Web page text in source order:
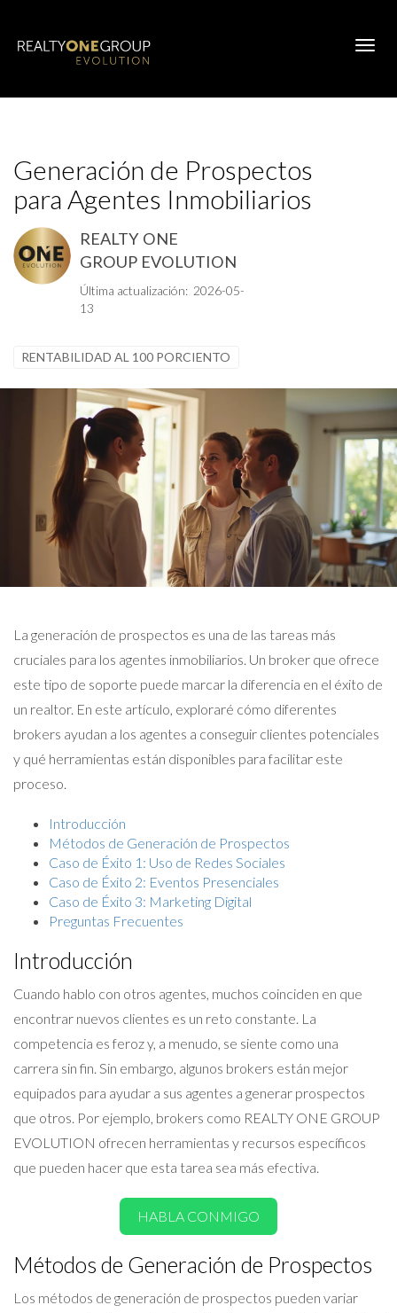
Generación de Prospectos
para Agentes Inmobiliarios
REALTY ONE
GROUP EVOLUTION
Última actualización: 2026-05-
13
RENTABILIDAD AL 100 PORCIENTO
La generación de prospectos es una de las tareas más
cruciales para los agentes inmobiliarios. Un broker que ofrece
este tipo de soporte puede marcar la diferencia en el éxito de
un realtor. En este artículo, exploraré cómo diferentes
brokers ayudan a los agentes a conseguir clientes potenciales
y qué herramientas están disponibles para facilitar este
proceso.
Introducción
Métodos de Generación de Prospectos
Caso de Éxito 1: Uso de Redes Sociales
Caso de Éxito 2: Eventos Presenciales
Caso de Éxito 3: Marketing Digital
Preguntas Frecuentes
Introducción
Cuando hablo con otros agentes, muchos coinciden en que
encontrar nuevos clientes es un reto constante. La
competencia es feroz y, a menudo, se siente como una
carrera sin fin. Sin embargo, algunos brokers están mejor
equipados para ayudar a sus agentes a generar prospectos
que otros. Por ejemplo, brokers como REALTY ONE GROUP
EVOLUTION ofrecen herramientas y recursos específicos
que pueden hacer que esta tarea sea más efectiva.
HABLA CONMIGO
Métodos de Generación de Prospectos
Los métodos de generación de prospectos pueden variar